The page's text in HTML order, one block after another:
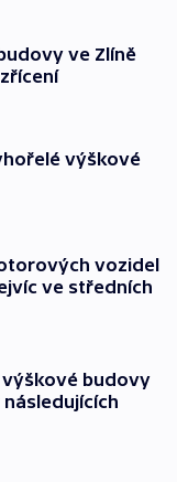
ve Zlíně
výškové
vozidel
ve středních
výškové budovy
následujících